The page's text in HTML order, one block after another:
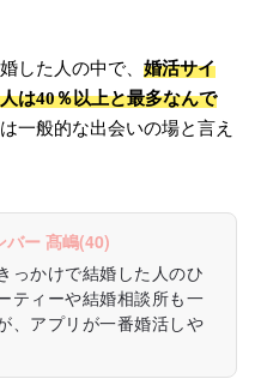
した人の中で、 婚活サイ
は40％以上と最多なんで
一般的な出会いの場と言え
バー 髙嶋(40)
っかけで結婚した人のひ
ティーや結婚相談所も一
、アプリが一番婚活しや